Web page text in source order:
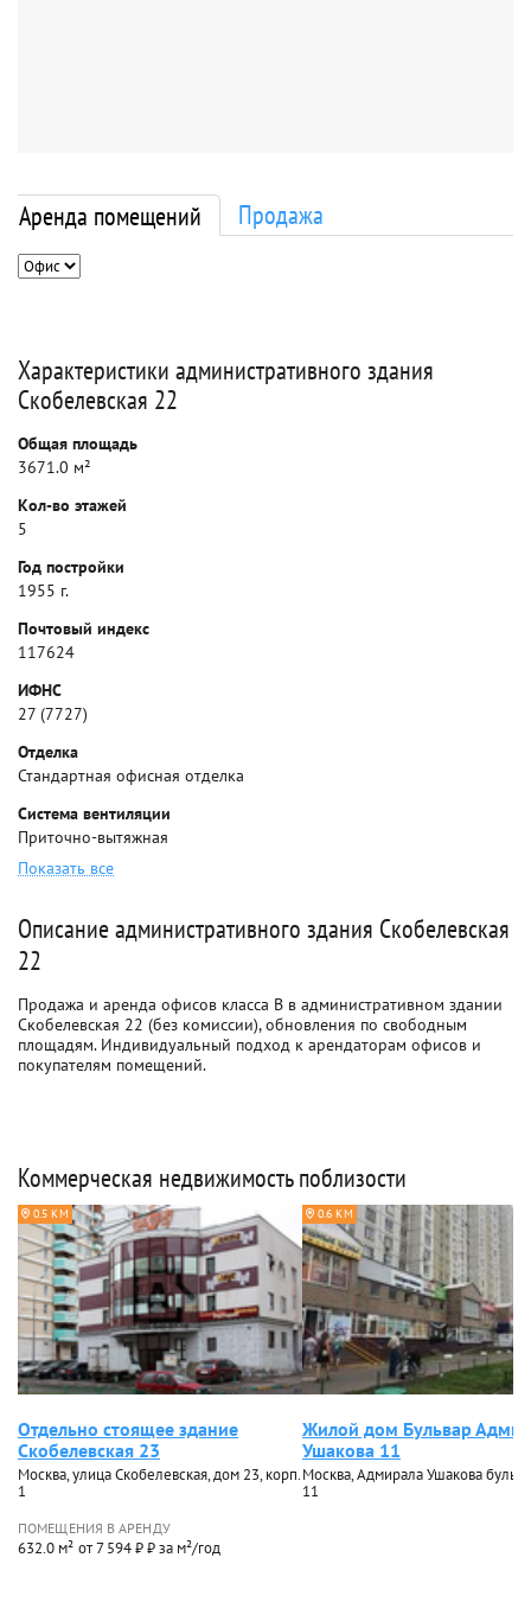
Аренда помещений Продажа
Характеристики административного здания
Скобелевская 22
Общая площадь
3671.0 м²
Кол-во этажей
5
Год постройки
1955 г.
Почтовый индекс
117624
ИФНС
27 (7727)
Отделка
Стандартная офисная отделка
Система вентиляции
Приточно-вытяжная
Показать все
Описание административного здания Скобелевская
22
Продажа и аренда офисов класса B в административном здании
Скобелевская 22 (без комиссии), обновления по свободным
площадям. Индивидуальный подход к арендаторам офисов и
покупателям помещений.
Коммерческая недвижимость поблизости
0.5 КМ
Отдельно стоящее здание
Скобелевская 23
Москва, улица Скобелевская, дом 23, корп.
1
ПОМЕЩЕНИЯ В АРЕНДУ
632.0 м² от 7 594 ₽ ₽ за м²/год
0.6 КМ
Жилой дом Бульвар
Ушакова 11
Москва, Адмирала Ушакова
11